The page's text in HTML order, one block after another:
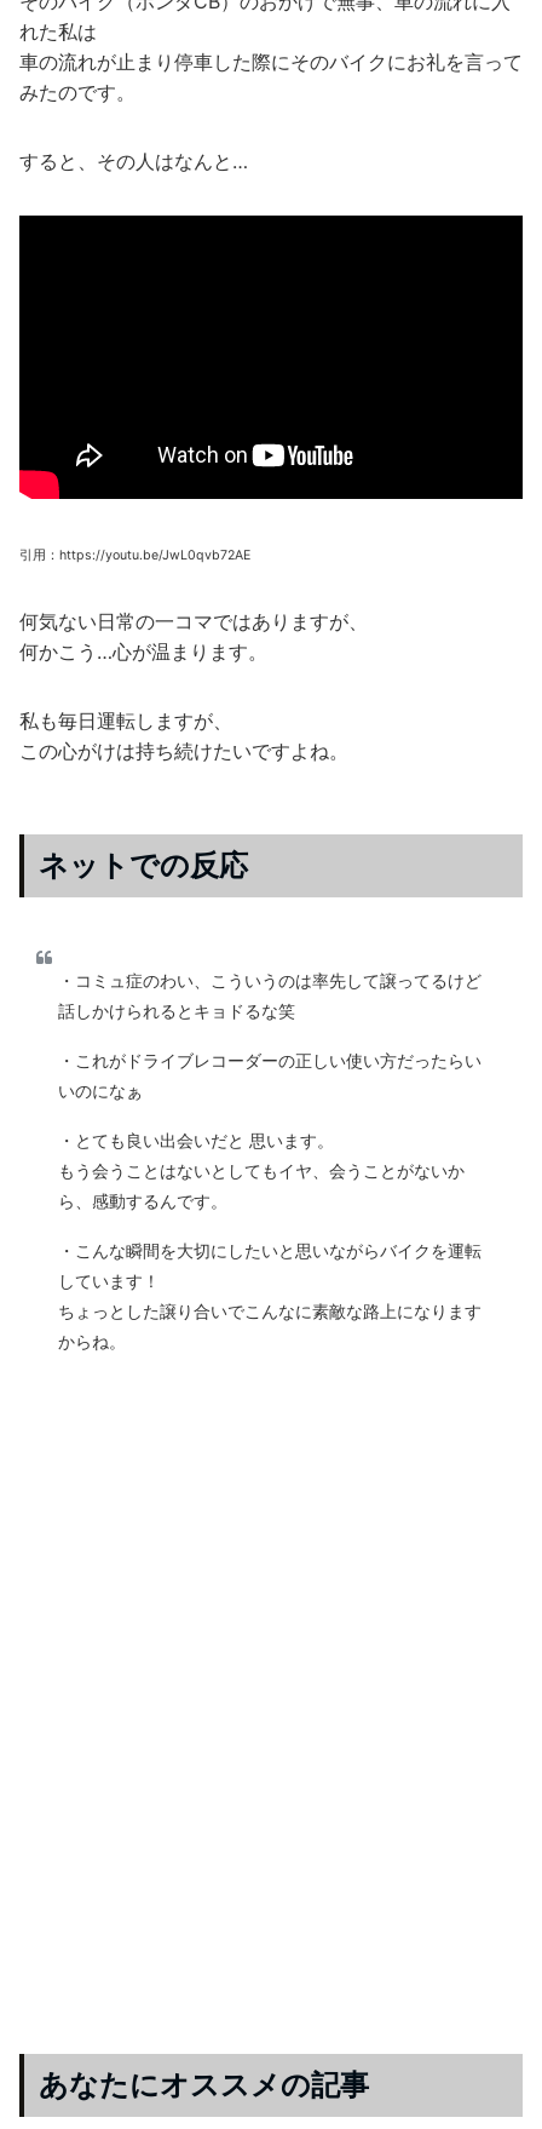
れた私は
車の流れが止まり停車した際にそのバイクにお礼を言って
みたのです。
すると、その人はなんと…
引用：https://youtu.be/JwL0qvb72AE
何気ない日常の一コマではありますが、
何かこう…心が温まります。
私も毎日運転しますが、
この心がけは持ち続けたいですよね。
ネットでの反応
・コミュ症のわい、こういうのは率先して譲ってるけど
話しかけられるとキョドるな笑
・これがドライブレコーダーの正しい使い方だったらい
いのになぁ
・とても良い出会いだと 思います。
もう会うことはないとしてもイヤ、会うことがないか
ら、感動するんです。
・こんな瞬間を大切にしたいと思いながらバイクを運転
しています！
ちょっとした譲り合いでこんなに素敵な路上になります
からね。
あなたにオススメの記事